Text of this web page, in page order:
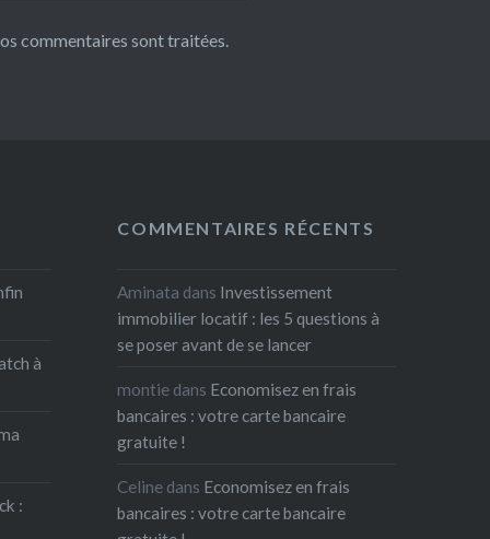
commentaires sont traitées
à
:
COMMENTAIRES RÉCENTS
Aminata dans Investissement
immobilier locatif : les 5 questions à
se poser avant de se lancer
montie dans Economisez en frais
bancaires : votre carte bancaire
gratuite !
Celine dans Economisez en frais
bancaires : votre carte bancaire